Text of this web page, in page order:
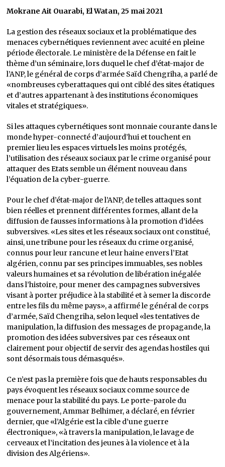
Mokrane Ait Ouarabi, El Watan, 25 mai 2021
La gestion des réseaux sociaux et la problématique des
menaces cybernétiques reviennent avec acuité en pleine
période électorale. Le ministère de la Défense en fait le
thème d’un séminaire, lors duquel le chef d’état-major de
l’ANP, le général de corps d’armée Saïd Chengriha, a parlé de
«nombreuses cyberattaques qui ont ciblé des sites étatiques
et d’autres appartenant à des institutions économiques
vitales et stratégiques».
Si les attaques cybernétiques sont monnaie courante dans le
monde hyper-connecté d’aujourd’hui et touchent en
premier lieu les espaces virtuels les moins protégés,
l’utilisation des réseaux sociaux par le crime organisé pour
attaquer des Etats semble un élément nouveau dans
l’équation de la cyber-guerre.
Pour le chef d’état-major de l’ANP, de telles attaques sont
bien réelles et prennent différentes formes, allant de la
diffusion de fausses informations à la promotion d’idées
subversives. «Les sites et les réseaux sociaux ont constitué,
ainsi, une tribune pour les réseaux du crime organisé,
connus pour leur rancune et leur haine envers l’Etat
algérien, connu par ses principes immuables, ses nobles
valeurs humaines et sa révolution de libération inégalée
dans l’histoire, pour mener des campagnes subversives
visant à porter préjudice à la stabilité et à semer la discorde
entre les fils du même pays», a affirmé le général de corps
d’armée, Saïd Chengriha, selon lequel «les tentatives de
manipulation, la diffusion des messages de propagande, la
promotion des idées subversives par ces réseaux ont
clairement pour objectif de servir des agendas hostiles qui
sont désormais tous démasqués».
Ce n’est pas la première fois que de hauts responsables du
pays évoquent les réseaux sociaux comme source de
menace pour la stabilité du pays. Le porte-parole du
gouvernement, Ammar Belhimer, a déclaré, en février
dernier, que «l’Algérie est la cible d’une guerre
électronique», «à travers la manipulation, le lavage de
cerveaux et l’incitation des jeunes à la violence et à la
division des Algériens».